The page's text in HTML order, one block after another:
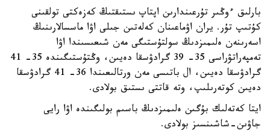
بارلىق ءوڭىر تۇرعىندارىن اپتاپ ىستىقتىڭ كەزەكتى تولقىنى
كۇتىپ تۇر. يران اۋماعىنان كەلەتىن جىلى اۋا ماسسالارىنىڭ
اسەرىنەن ەلىمىزدىڭ سولتۇستىگى مەن شىعىسىندا اۋا
تەمپەراتۋراسى 35- 39 گرادۋسقا دەيىن، وڭتۇستىگىندە 35- 41
گرادۋسقا دەيىن، ال باتىسى مەن ورتالىعىندا 36- 41 گرادۋسقا
دەيىن كوتەرىلىپ، وتە قاتتى ىستىق بولادى.
ايتا كەتەلىك بۇگىن ەلىمىزدىڭ باسىم بولىگىندە اۋا رايى
جاۋىن-شاشىنسىز بولادى.